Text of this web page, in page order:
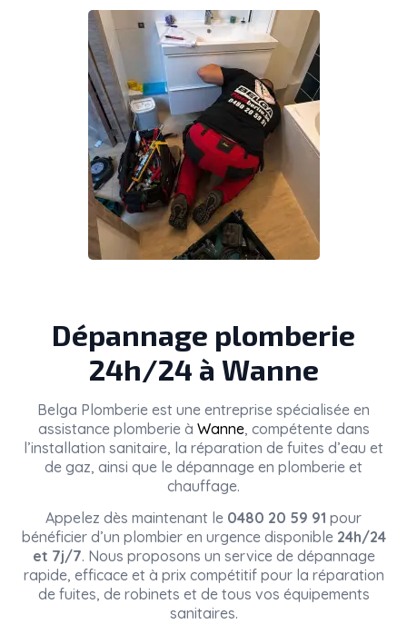
Dépannage plomberie
24h/24 à Wanne
Belga Plomberie est une entreprise spécialisée en
assistance plomberie à Wanne, compétente dans
l’installation sanitaire, la réparation de fuites d’eau et
de gaz, ainsi que le dépannage en plomberie et
chauffage.
Appelez dès maintenant le 0480 20 59 91 pour
bénéficier d’un plombier en urgence disponible 24h/24
et 7j/7. Nous proposons un service de dépannage
rapide, efficace et à prix compétitif pour la réparation
de fuites, de robinets et de tous vos équipements
sanitaires.